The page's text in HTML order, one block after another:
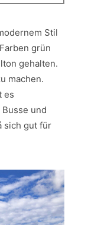
Stil
grün
gehalten.
machen.
es
und
sich gut für